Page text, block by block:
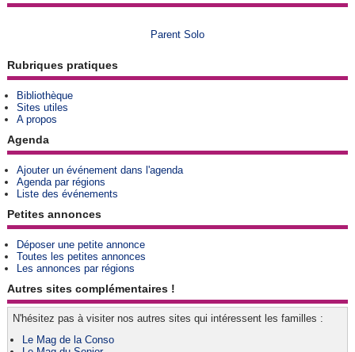
Parent Solo
Rubriques pratiques
Bibliothèque
Sites utiles
A propos
Agenda
Ajouter un événement dans l'agenda
Agenda par régions
Liste des événements
Petites annonces
Déposer une petite annonce
Toutes les petites annonces
Les annonces par régions
Autres sites complémentaires !
N'hésitez pas à visiter nos autres sites qui intéressent les familles :
Le Mag de la Conso